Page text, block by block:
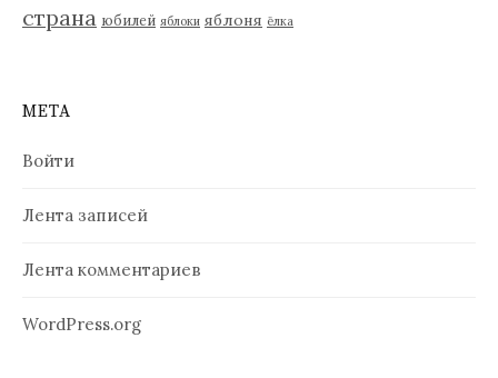
страна юбилей яблоки яблоня ёлка
МЕТА
Войти
Лента записей
Лента комментариев
WordPress.org